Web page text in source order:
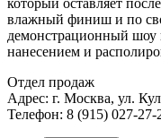
влажный финиш и по
демонстрационный
нанесением и
Отдел продаж
Адрес: г. Москва, ул.
Телефон: 8 (915) 027-27-